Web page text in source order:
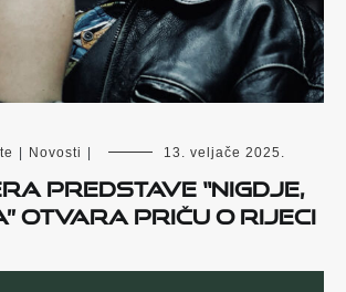
Novosti 13. veljače 2025.
predstave “Nigdje,
otvara priču o Rijeci